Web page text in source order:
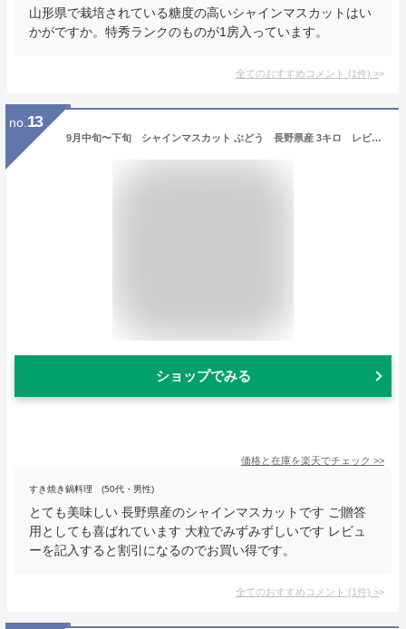
山形県で栽培されている糖度の高いシャインマスカットはい
かがですか。特秀ランクのものが1房入っています。
全てのおすすめコメント (1件) >
no. 13
9月中旬〜下旬 シャインマスカット ぶどう 長野県産 3キロ レビューを書いたら200円クーポン
ショップでみる
価格と在庫を楽天でチェック >>
すき焼き鍋料理 (50代・男性)
とても美味しい 長野県産のシャインマスカットです ご贈答
用としても喜ばれています 大粒でみずみずしいです レビュ
ーを記入すると割引になるのでお買い得です。
全てのおすすめコメント (1件) >